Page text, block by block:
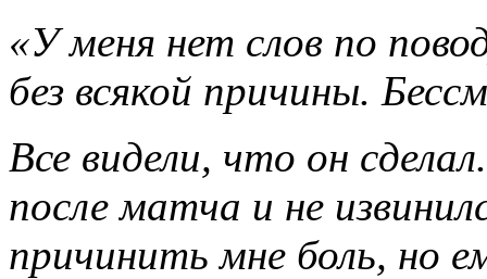
«У меня нет слов по
без всякой причины.
Все видели, что он
после матча и не
причинить мне боль, но